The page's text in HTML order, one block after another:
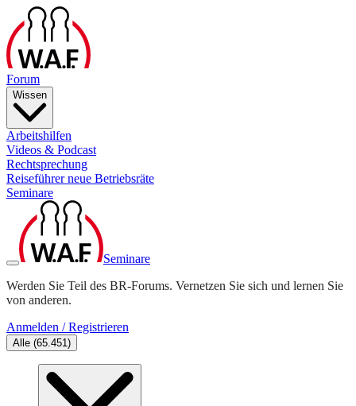
Forum
Wissen
Arbeitshilfen
Videos & Podcast
Rechtsprechung
Reiseführer neue Betriebsräte
Seminare
Seminare
Werden Sie Teil des BR-Forums. Vernetzen Sie sich und lernen Sie
von anderen.
Anmelden / Registrieren
Alle (65.451)